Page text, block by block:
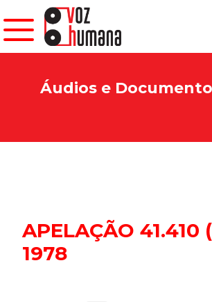
Áudios e
APELAÇÃO 41.410
1978